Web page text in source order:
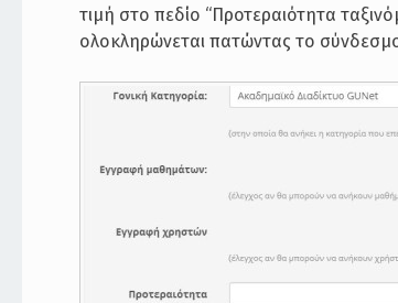
τιμή στο πεδίο “Προτεραιότητα
ολοκληρώνεται πατώντας το